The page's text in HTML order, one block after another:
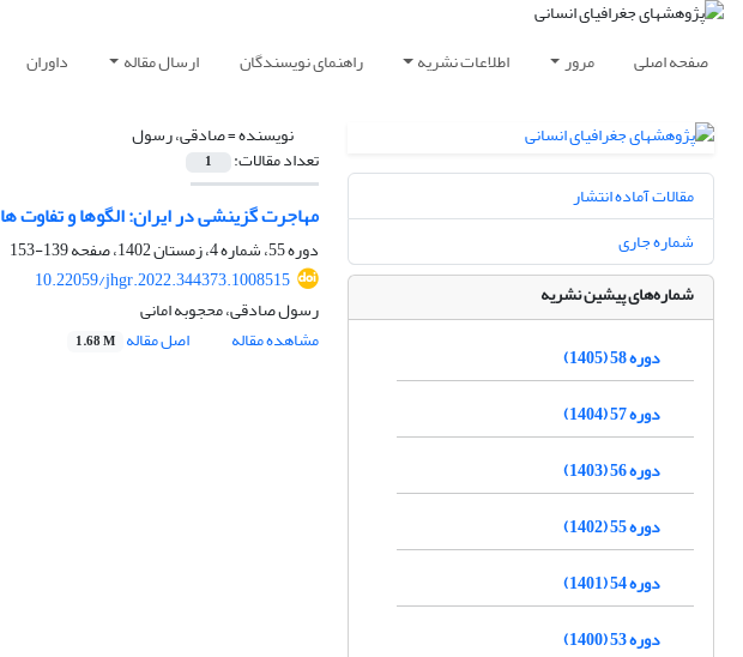
صفحه اصلی مرور اطلاعات نشریه راهنمای نویسندگان ارسال مقاله داوران
نویسنده =صادقی، رسول
تعداد مقالات: 1
مهاجرت گزینشی در ایران: الگوها و تفاوت ها
دوره 55، شماره 4، زمستان 1402، صفحه
139-153
10.22059/jhgr.2022.344373.1008515
رسول صادقی، محجوبه امانی
مشاهده مقاله
اصل مقاله 1.68 M
مقالات آماده انتشار
شماره جاری
شماره‌های پیشین نشریه
دوره 58 (1405)
دوره 57 (1404)
دوره 56 (1403)
دوره 55 (1402)
دوره 54 (1401)
دوره 53 (1400)